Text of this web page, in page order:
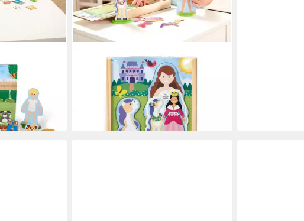
Magnetic
MELISSA & DOUG
Anziehpuppe Magnetisch Puppe zum
Anziehen Prinzessin
UVP32,90 €
in 5-6 Werktagen bei dir